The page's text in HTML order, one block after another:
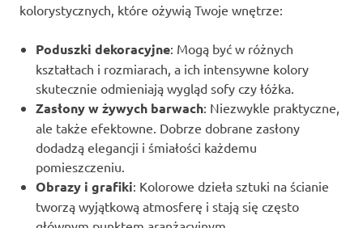
kolorystycznych, które ożywią Twoje wnętrze:
Poduszki dekoracyjne: Mogą być w różnych
kształtach i rozmiarach, a ich intensywne kolory
skutecznie odmieniają wygląd sofy czy łóżka.
Zasłony w żywych barwach: Niezwykle praktyczne,
ale także efektowne. Dobrze dobrane zasłony
dodadzą elegancji i śmiałości każdemu
pomieszczeniu.
Obrazy i grafiki: Kolorowe dzieła sztuki na ścianie
tworzą wyjątkową atmosferę i stają się często